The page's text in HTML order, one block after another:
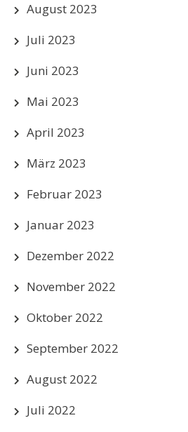
August 2023
Juli 2023
Juni 2023
Mai 2023
April 2023
März 2023
Februar 2023
Januar 2023
Dezember 2022
November 2022
Oktober 2022
September 2022
August 2022
Juli 2022